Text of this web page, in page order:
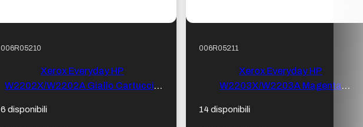
006R05210
Xerox Everyday HP
W2202X/W2202A Giallo Cartuccia
6 disponibili
006R05211
Xerox Everyday HP
W2203X/W2203A Magenta
Sostituisce 220X/220A
14 disponibili